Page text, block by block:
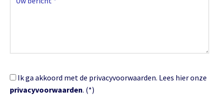
Ik ga akkoord met de privacyvoorwaarden. Lees hier onze
privacyvoorwaarden. (*)